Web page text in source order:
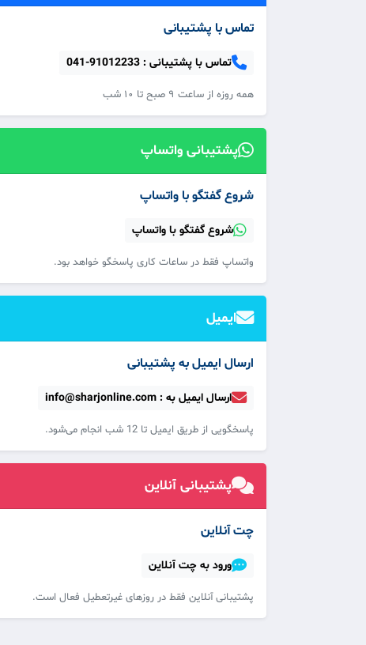
تماس با پشتیبانی
تماس با پشتیبانی : 041-91012233
همه‌ روزه از ساعت ۹ صبح تا ۱۰ شب
پشتیبانی واتساپ
شروع گفتگو با واتساپ
شروع گفتگو با واتساپ
واتساپ فقط در ساعات کاری پاسخگو خواهد بود.
ایمیل
ارسال ایمیل به پشتیبانی
ارسال ایمیل به : info@sharjonline.com
پاسخگویی از طریق ایمیل تا 12 شب انجام می‌شود.
پشتیبانی آنلاین
چت آنلاین
ورود به چت آنلاین
پشتیبانی آنلاین فقط در روزهای غیرتعطیل فعال است.